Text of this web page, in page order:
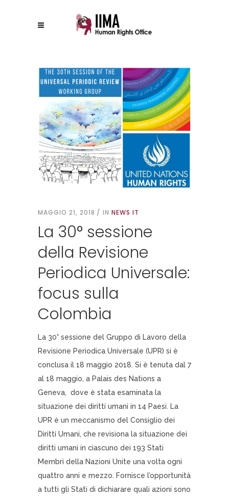
MAGGIO 21, 2018 IN NEWS IT
La 30° sessione
della Revisione
Periodica Universale:
focus sulla
Colombia
La 30° sessione del Gruppo di Lavoro della
Revisione Periodica Universale (UPR) si è
conclusa il 18 maggio 2018. Si è tenuta dal 7
al 18 maggio, a Palais des Nations a
Geneva, dove è stata esaminata la
situazione dei diritti umani in 14 Paesi. La
UPR è un meccanismo del Consiglio dei
Diritti Umani, che revisiona la situazione dei
diritti umani in ciascuno dei 193 Stati
Membri della Nazioni Unite una volta ogni
quattro anni e mezzo. Fornisce l’opportunità
a tutti gli Stati di dichiarare quali azioni sono